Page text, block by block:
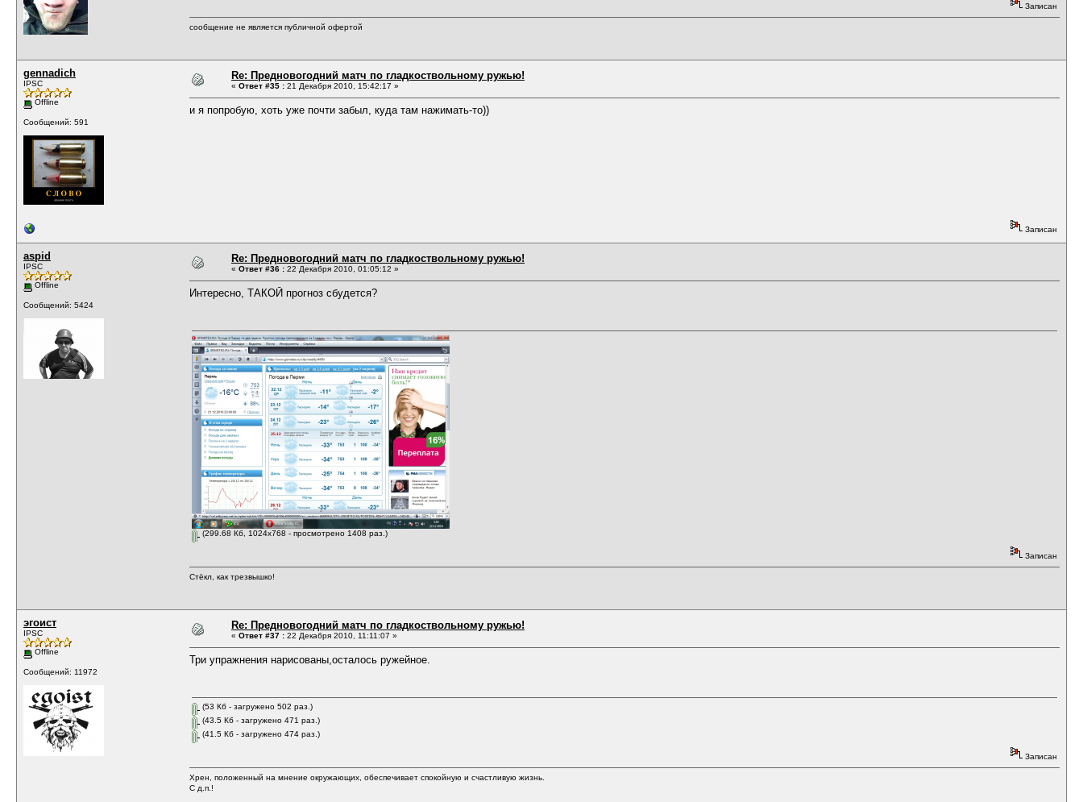
Записан
сообщение не является публичной офертой
gennadich
IPSC
Offline
Сообщений: 591
Re: Предновогодний матч по гладкоствольному ружью!
« Ответ #35 : 21 Декабря 2010, 15:42:17 »
и я попробую, хоть уже почти забыл, куда там нажимать-то))
Записан
aspid
IPSC
Offline
Сообщений: 5424
Re: Предновогодний матч по гладкоствольному ружью!
« Ответ #36 : 22 Декабря 2010, 01:05:12 »
Интересно, ТАКОЙ прогноз сбудется?
(299.68 Кб, 1024x768 - просмотрено 1408 раз.)
Записан
Стёкл, как трезвышко!
эгоист
IPSC
Offline
Сообщений: 11972
Re: Предновогодний матч по гладкоствольному ружью!
« Ответ #37 : 22 Декабря 2010, 11:11:07 »
Три упражнения нарисованы,осталось ружейное.
(53 Кб - загружено 502 раз.)
(43.5 Кб - загружено 471 раз.)
(41.5 Кб - загружено 474 раз.)
Записан
Хрен, положенный на мнение окружающих, обеспечивает спокойную и счастливую жизнь.
С д.п.!